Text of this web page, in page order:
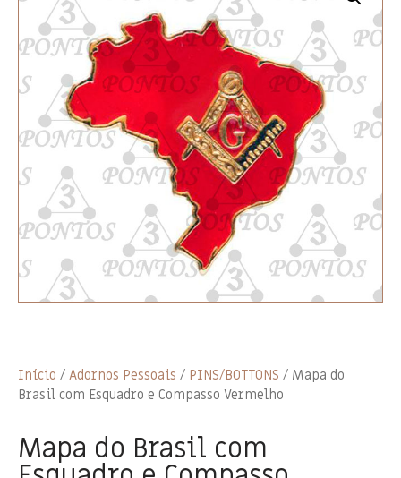
Início / Adornos Pessoais / PINS/BOTTONS / Mapa do
Brasil com Esquadro e Compasso Vermelho
Mapa do Brasil com